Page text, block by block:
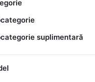
suplimentară